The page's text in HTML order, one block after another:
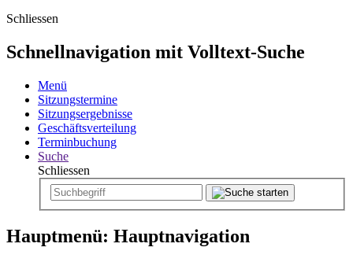
Schliessen
Schnellnavigation mit Volltext-Suche
Menü
Sitzungstermine
Sitzungsergebnisse
Geschäftsverteilung
Terminbuchung
Suche
Schliessen
Hauptmenü: Hauptnavigation